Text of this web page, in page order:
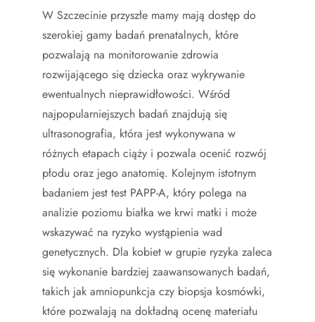
W Szczecinie przyszłe mamy mają dostęp do
szerokiej gamy badań prenatalnych, które
pozwalają na monitorowanie zdrowia
rozwijającego się dziecka oraz wykrywanie
ewentualnych nieprawidłowości. Wśród
najpopularniejszych badań znajdują się
ultrasonografia, która jest wykonywana w
różnych etapach ciąży i pozwala ocenić rozwój
płodu oraz jego anatomię. Kolejnym istotnym
badaniem jest test PAPP-A, który polega na
analizie poziomu białka we krwi matki i może
wskazywać na ryzyko wystąpienia wad
genetycznych. Dla kobiet w grupie ryzyka zaleca
się wykonanie bardziej zaawansowanych badań,
takich jak amniopunkcja czy biopsja kosmówki,
które pozwalają na dokładną ocenę materiału